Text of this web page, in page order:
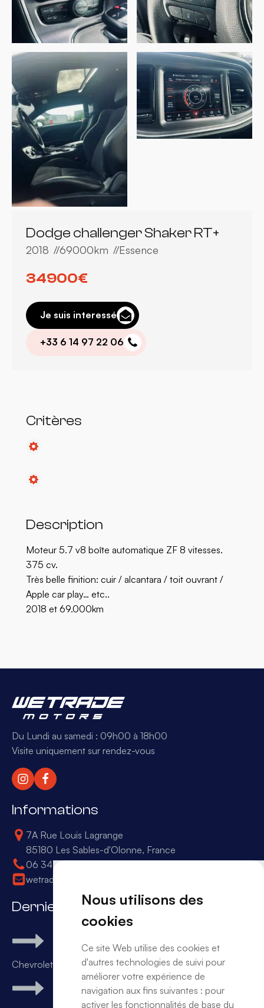
Nous utilisons des
cookies
Ce site Web utilise des cookies et
d'autres technologies de suivi pour
améliorer votre expérience de
navigation aux fins suivantes : pour
activer les fonctionnalités de base du
Dodge challenger Shaker RT+
2018 69000km Essence
34900€
Je suis interessé
+33 6 14 97 22 06
Critères
Description
Moteur 5.7 v8 boîte automatique ZF 8 vitesses.
375 cv.
Très belle finition: cuir / alcantara / toit ouvrant /
Apple car play… etc..
2018 et 69.000km
Du Lundi au samedi : 09h00 à 18h00
Visite uniquement sur rendez-vous
Informations
7A Rue Louis Lagrange
85180 Les Sables-d'Olonne, France
06 34 50 16 68
wetrade.office@gmail.com
Derniers arrivages
Chevrolet Camaro SS v8